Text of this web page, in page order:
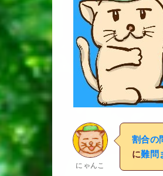
にゃんこ
割合の
に難問